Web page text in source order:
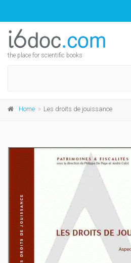
the place for scientific books
Home Les droits de jouissance